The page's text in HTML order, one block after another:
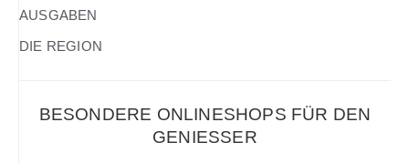
AUSGABEN
DIE REGION
BESONDERE ONLINESHOPS FÜR DEN
GENIESSER